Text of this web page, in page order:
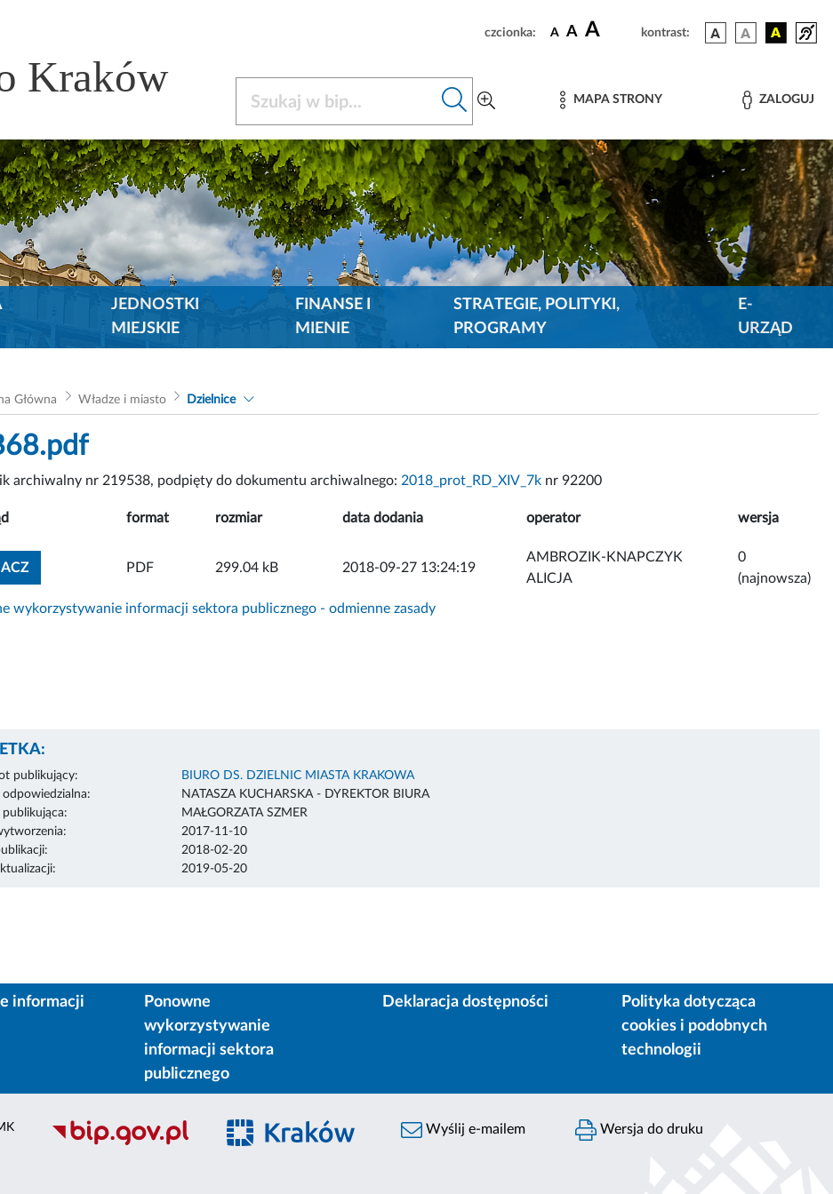
czcionka: A A A kontrast:
Kraków MAPA STRONY ZALOGUJ
JEDNOSTKI
MIEJSKIE
FINANSE I
MIENIE
STRATEGIE, POLITYKI,
PROGRAMY
E-
URZĄD
Główna Władze i miasto Dzielnice
archiwalny nr 219538, podpięty do dokumentu archiwalnego: 2018_prot_RD_XIV_7k nr 92200
format rozmiar data dodania operator wersja
ZOBACZ ZAŁĄCZNIK
PDF 299.04 kB 2018-09-27 13:24:19
AMBROZIK-KNAPCZYK
ALICJA
0
(najnowsza)
wykorzystywanie informacji sektora publicznego - odmienne zasady
publikujący:
BIURO DS. DZIELNIC MIASTA KRAKOWA
odpowiedzialna:
NATASZA KUCHARSKA - DYREKTOR BIURA
publikująca:
MAŁGORZATA SZMER
2017-11-10
2018-02-20
2019-05-20
informacji
Ponowne
wykorzystywanie
informacji sektora
publicznego
Deklaracja dostępności
Polityka dotycząca
cookies i podobnych
technologii
Wyślij e-mailem Wersja do druku